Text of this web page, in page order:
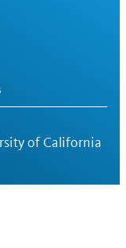
of California